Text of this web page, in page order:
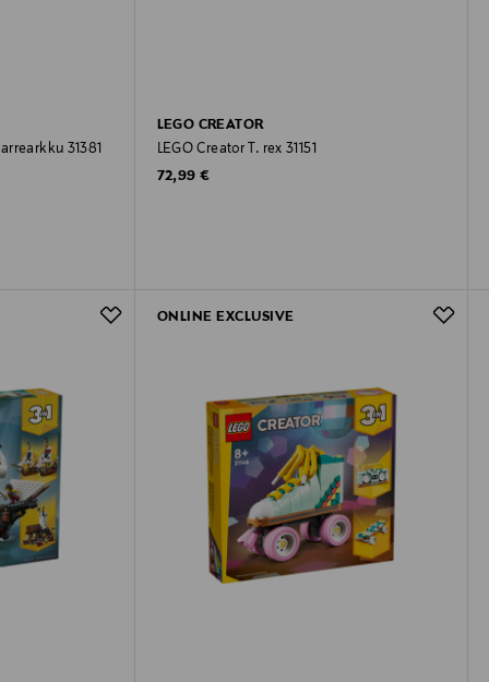
31381
LEGO CREATOR
LEGO Creator T. rex 31151
Original Price
72,99 €
ONLINE EXCLUSIVE